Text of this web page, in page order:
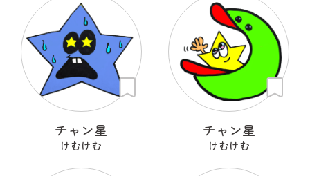
チャン星
けむけむ
チャン星
けむけむ